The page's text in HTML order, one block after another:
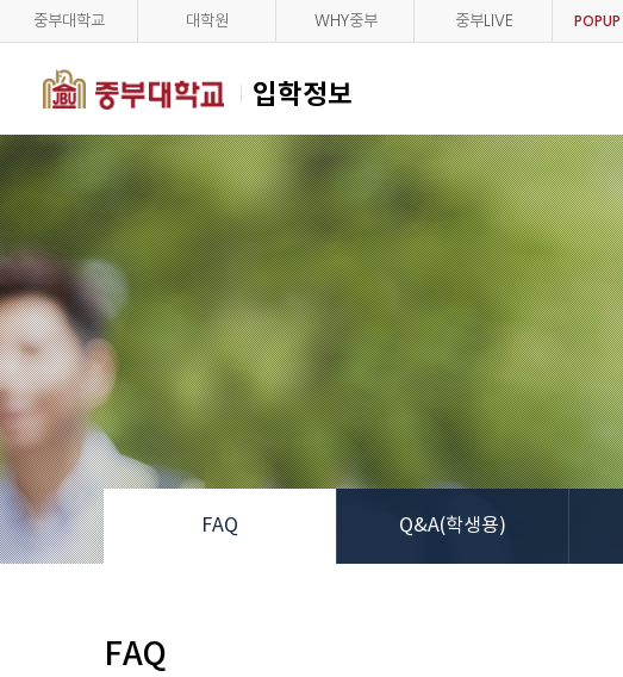
입학정보
중부대학교 대학원 WHY중부 중부LIVE POPUP
FAQ Q&A(학생용)
FAQ